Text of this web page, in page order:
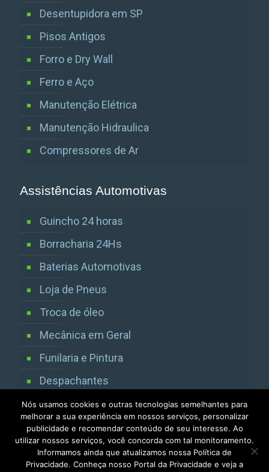
Desentupidora em SP
Pisos Antigos
Forro e Dry Wall
Ferro e Aço
Manutenção Elétrica
Manutenção Hidraulica
Compressores de Ar
Assistências Automotivas
Guincho 24 horas
Borracharia 24Hs
Baterias Automotivas
Loja de Pneus
Troca de óleo
Mecânica em Geral
Funilaria e Pintura
Despachantes
Vistorias Detran SP
Nós usamos cookies e outras tecnologias semelhantes para
melhorar a sua experiência em nossos serviços, personalizar
publicidade e recomendar conteúdo de seu interesse. Ao
utilizar nossos serviços, você concorda com tal monitoramento.
Informamos ainda que atualizamos nossa Política de
Privacidade. Conheça nosso Portal da Privacidade e veja a